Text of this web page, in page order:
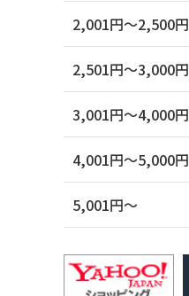
2,001円～2,500円
2,501円～3,000円
3,001円～4,000円
4,001円～5,000円
5,001円～